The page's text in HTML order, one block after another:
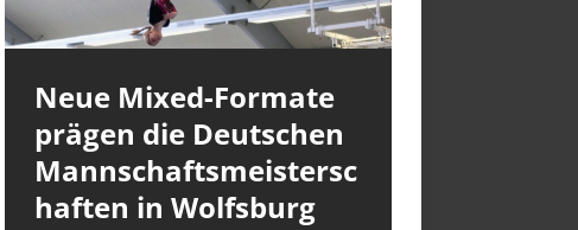
Neue Mixed-Formate
prägen die Deutschen
Mannschaftsmeistersc
haften in Wolfsburg